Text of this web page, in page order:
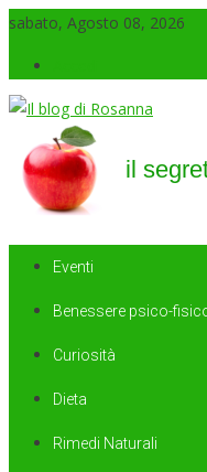
sabato, Agosto 08, 2026
Il blog di Rosanna
il segreto del viver bene….
Eventi
Benessere psico-
Curiosità
Dieta
Rimedi Naturali